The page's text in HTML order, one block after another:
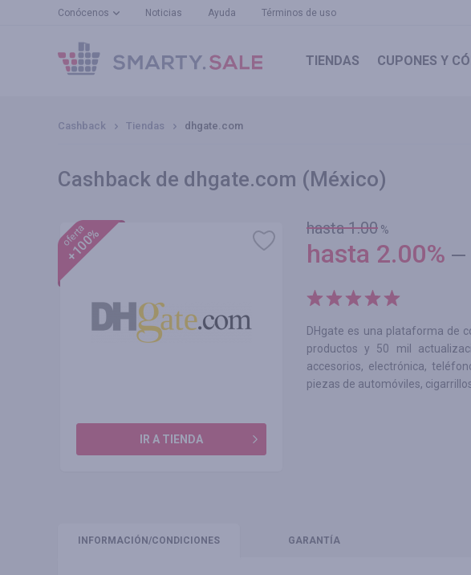
Conócenos Noticias Ayuda Términos de uso
TIENDAS CUPONES Y
Cashback Tiendas dhgate.com
Cashback de dhgate.com (México)
oferta
+100%
IR A TIENDA
hasta 1.00 %
hasta 2.00% —
DHgate es una plataforma de
productos y 50 mil
accesorios, electrónica,
piezas de automóviles,
INFORMACIÓN /CONDICIONES GARANTÍA